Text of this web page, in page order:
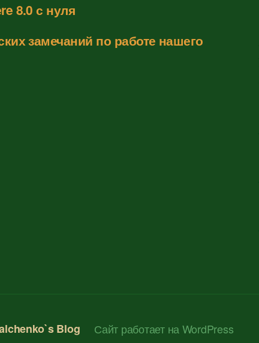
8.0 с нуля
замечаний по работе нашего
Blog Сайт работает на WordPress